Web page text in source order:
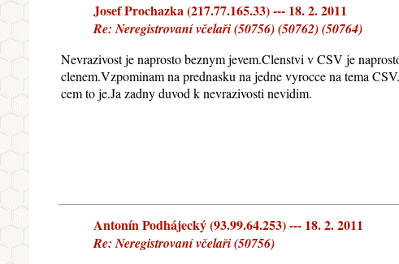
Josef Prochazka (217.77.165.33) --- 18. 2. 2011
Re: Neregistrovaní včelaři (50756) (50762) (50764)
Nevrazivost je naprosto beznym jevem.Clenstvi v CSV je
clenem.Vzpominam na prednasku na jedne vyrocce na tema
cem to je.Ja zadny duvod k nevrazivosti nevidim.
Antonín Podhájecký (93.99.64.253) --- 18. 2. 2011
Re: Neregistrovaní včelaři (50756)